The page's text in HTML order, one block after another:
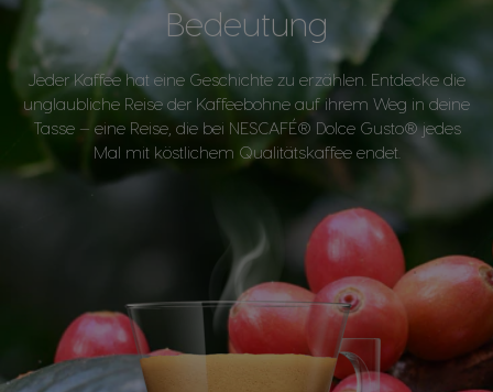
Bedeutung
Jeder Kaffee hat eine Geschichte zu erzählen. Entdecke die
unglaubliche Reise der Kaffeebohne auf ihrem Weg in deine
Tasse — eine Reise, die bei NESCAFÉ® Dolce Gusto® jedes
Mal mit köstlichem Qualitätskaffee endet.